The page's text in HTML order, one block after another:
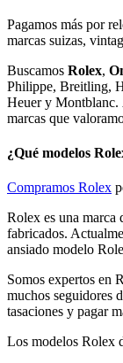
Pagamos más por
marcas suizas,
Buscamos Rolex,
Philippe, Breitling,
Heuer y Montblanc.
marcas que
¿Qué modelos
Compramos Rolex
Rolex es una marca
fabricados.
ansiado modelo
Somos expertos en
muchos seguidores
tasaciones y pagar
Los modelos Rolex